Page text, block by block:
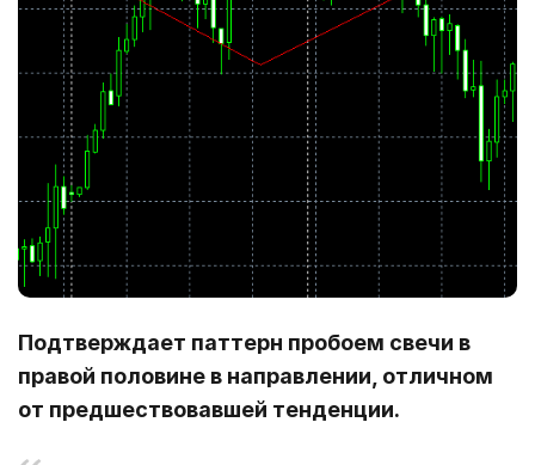
Подтверждает паттерн пробоем свечи в
правой половине в направлении, отличном
от предшествовавшей тенденции.